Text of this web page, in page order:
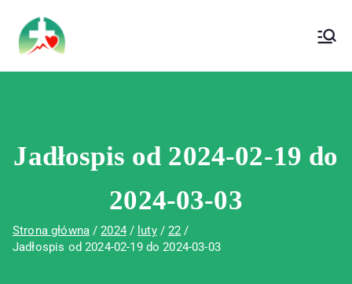
Wojewódzki Szpital Specjalistyczny im.
Św. Rafała w Czerwonej Górze
Jadłospis od 2024-02-19 do
2024-03-03
Strona główna 2024 luty
22
Jadłospis od 2024-02-19 do 2024-03-03